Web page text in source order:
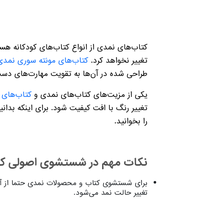
کتاب‌های نمدی از انواع کتاب‌های کودکانه
تغییر نخواهد کرد. کتاب‌های مونته سوری
طراحی شده در آن‌ها به تقویت مهارت‌های
یکی از مزیت‌های کتاب‌های نمدی و کتاب‌‌های
تغییر رنگ با افت کیفیت شود. برای اینکه
را بخوانید.
نکات مهم در شستشوی اصولی
برای شستشوی کتاب و محصولات نمدی حتما
تغییر حالت نمد می‌شود.